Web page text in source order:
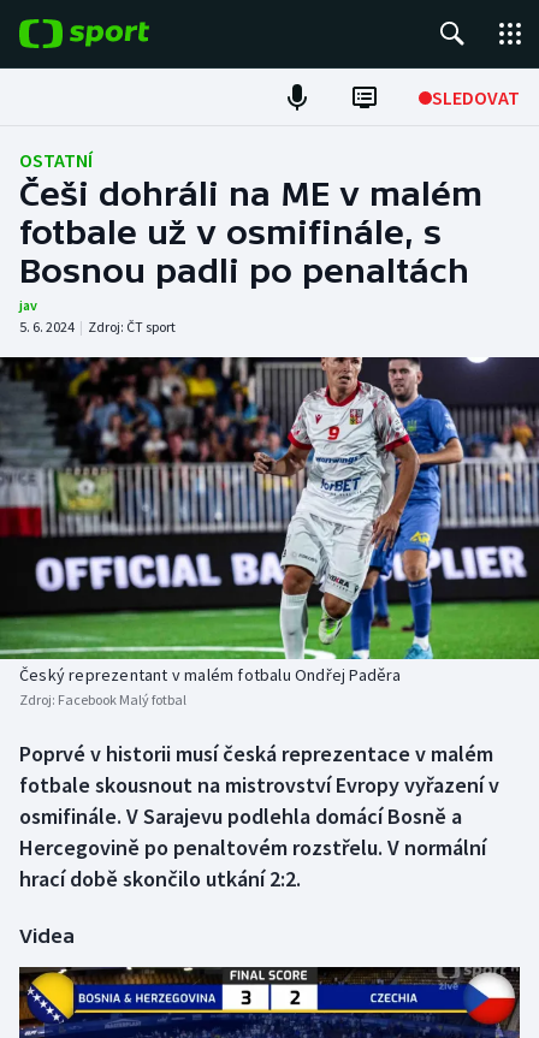
SLEDOVAT
Fotbal
Hokej
Tenis
Atletika
Cyklistika
DALŠÍ SPORTY
Americký fotbal
Baseball a softbal
Basketbal
Biatlon
Box
Curling
Futsal
NEPŘEHLÉDNĚTE
Soutěže
Historické návraty
Aplikace ČT sport
OSTATNÍ
Češi dohráli na ME v malém
fotbale už v osmifinále, s
Bosnou padli po penaltách
jav
5. 6. 2024 | Zdroj: ČT sport
Český reprezentant v malém fotbalu Ondřej Paděra
Zdroj: Facebook Malý fotbal
Poprvé v historii musí česká reprezentace v malém
fotbale skousnout na mistrovství Evropy vyřazení v
osmifinále. V Sarajevu podlehla domácí Bosně a
Hercegovině po penaltovém rozstřelu. V normální
hrací době skončilo utkání 2:2.
Videa